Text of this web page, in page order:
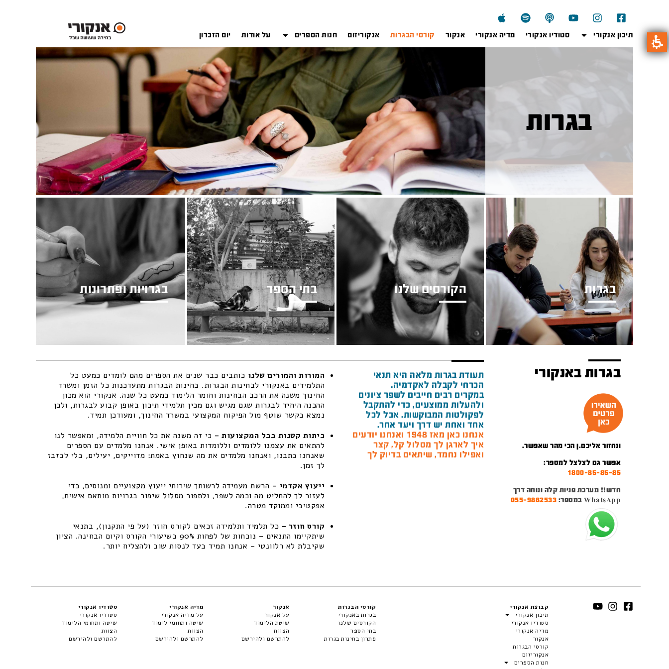
תיכון אנקורי סטודיו אנקורי מדיה אנקורי אנקור קורסי הבגרות אנקוריזום חנות הספרים על אודות יום הזכרון
בגרות
בגרות הקורסים שלנו בתי הספר בגרויות ופתרונות
בגרות באנקורי
ונחזור אליכם.ן הכי מהר שאפשר.
אפשר גם לצלצל למספר:
1800-85-85-85
חדש!! מערכת פניות קלה ונוחה דרך
WhatsApp במספר:
055-9882533
תעודת בגרות מלאה היא תנאי
הכרחי לקבלה לאקדמיה.
במקרים רבים חייבים לשפר ציונים
ולהעלות ממוצעים, כדי להתקבל
לפקולטות המבוקשות. אבל לכל
אחד ואחת יש דרך ויעד אחר.
אנחנו כאן מאז 1948 ואנחנו יודעים
איך לארגן לך מסלול קל, קצר
ואפילו נחמד, שיתאים בדיוק לך
המורות והמורים שלנו כותבים כבר שנים את הספרים מהם לומדים כמעט כל
התלמידים באנקורי לבחינות הבגרות. בחינות הבגרות מתעדכנות כל הזמן ומשרד
החינוך משנה את הרכב הבחינות וחומר הלימוד כמעט כל שנה. אנקורי הוא מכון
ההכנה היחיד לבגרות שגם מגיש וגם מכין תלמידי תיכון באופן קבוע לבגרות, ולכן
נמצא בקשר שוטף מול הפיקוח המקצועי במשרד החינוך, ומעודכן תמיד.
כיתות קטנות בכל המקצועות – כי זה משנה את כל חוויית הלמידה, ומאפשר לנו
להתאים את עצמנו ללומדים וללומדות באופן אישי. אנחנו מלמדים עם הספרים
שאנחנו כתבנו, ואנחנו מלמדים את מה שנחוץ באמת: מדוייקים, יעילים, בלי לבזבז
לך זמן.
ייעוץ אקדמי – הרשת מעמידה לרשותך שירותי ייעוץ מקצועיים ומנוסים, כדי
לעזור לך להחליט מה וכמה לשפר, ולתפור מסלול שיפור בגרויות מותאם אישית,
אפקטיבי וממוקד מטרה.
קורס חוזר – כל תלמיד ותלמידה זכאים לקורס חוזר (על פי התקנון), בתנאי
שיתקיימו התנאים – נוכחות של לפחות 90% בשיעורי הקורס וקיום הבחינה. הציון
שקיבלת לא רלוונטי – אנחנו תמיד בעד לנסות שוב ולהצליח יותר.
קבוצת אנקורי
תיכון אנקורי
סטודיו אנקורי
מדיה אנקורי
אנקור
קורסי הבגרות
אנקוריזום
חנות הספרים
קורסי הבגרות
בגרות באנקורי
הקורסים שלנו
בתי הספר
פתרון בחינות בגרות
אנקור
על אנקור
שיטת הלימוד
הצוות
להתרשם ולהירשם
מדיה אנקורי
על מדיה אנקורי
שיטה ותחומי לימוד
הצוות
להתרשם ולהירשם
סטודיו אנקורי
סטודיו אנקורי
שיטה ותחומי הלימוד
הצוות
להתרשם ולהירשם